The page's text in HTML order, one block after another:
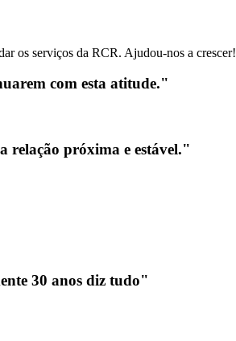
os serviços da RCR. Ajudou-nos a crescer!
com esta atitude."
relação próxima e estável."
30 anos diz tudo"